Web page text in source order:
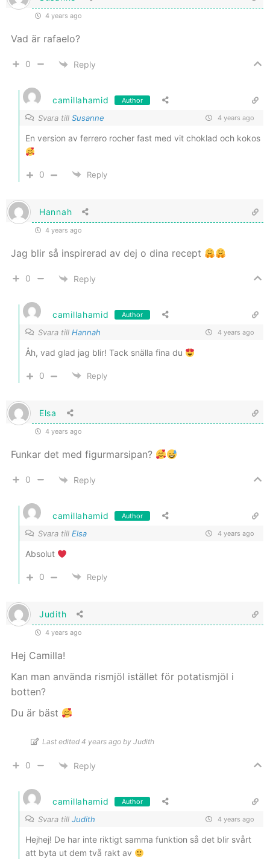
4 years ago
Vad är rafaelo?
0 Reply
camillahamid Author
Svara till Susanne 4 years ago
En version av ferrero rocher fast med vit choklad och kokos
0 Reply
Hannah
4 years ago
Jag blir så inspirerad av dej o dina recept
0 Reply
camillahamid Author
Svara till Hannah 4 years ago
Åh, vad glad jag blir! Tack snälla fina du
0 Reply
Elsa
4 years ago
Funkar det med figurmarsipan?
0 Reply
camillahamid Author
Svara till Elsa 4 years ago
Absolut
0 Reply
Judith
4 years ago
Hej Camilla!
Kan man använda rismjöl istället för potatismjöl i
botten?
Du är bäst
Last edited 4 years ago by Judith
0 Reply
camillahamid Author
Svara till Judith 4 years ago
Hejhej! De har inte riktigt samma funktion så det blir svårt
att byta ut dem två rakt av